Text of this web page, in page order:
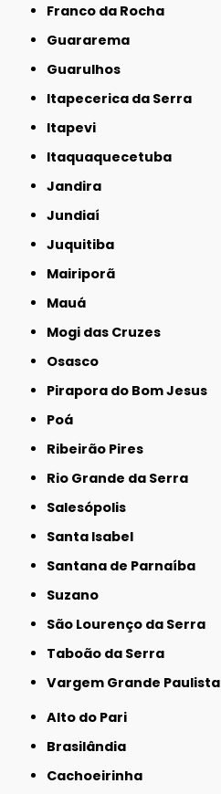
Franco da Rocha
Guararema
Guarulhos
Itapecerica da Serra
Itapevi
Itaquaquecetuba
Jandira
Jundiaí
Juquitiba
Mairiporã
Mauá
Mogi das Cruzes
Osasco
Pirapora do Bom Jesus
Poá
Ribeirão Pires
Rio Grande da Serra
Salesópolis
Santa Isabel
Santana de Parnaíba
Suzano
São Lourenço da Serra
Taboão da Serra
Vargem Grande Paulista
Alto do Pari
Brasilândia
Cachoeirinha